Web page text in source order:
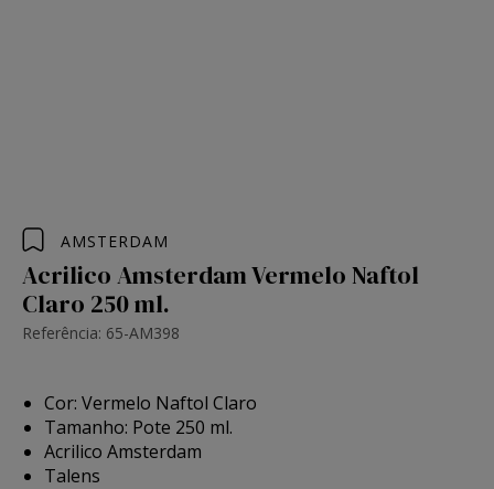
AMSTERDAM
Acrilico Amsterdam Vermelo Naftol
Claro 250 ml.
Referência: 65-AM398
Cor: Vermelo Naftol Claro
Tamanho: Pote 250 ml.
Acrilico Amsterdam
Talens